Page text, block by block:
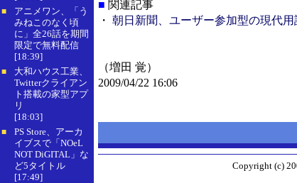
■
アニメワン、「う
みねこのなく頃
に」全26話を期間
限定で無料配信
[18:39]
■
大和ハウス工業、
Twitterクライアン
ト搭載の家型アプ
リ
[18:03]
■
PS Store、アーカ
イブスで「NOeL
NOT DiGITAL」な
ど5タイトル
[17:49]
■ 関連記事
・ 朝日新聞、ユーザー参加型の現代用
（増田 覚）
2009/04/22 16:06
Copyright (c)